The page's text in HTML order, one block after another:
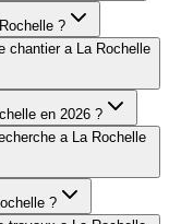
?
chantier a La Rochelle
en 2026 ?
a La Rochelle
?